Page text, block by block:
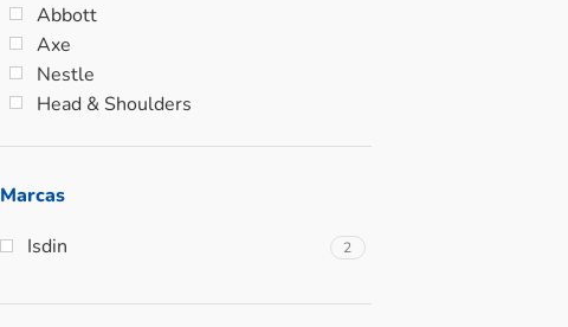
Abbott
Axe
Nestle
Head & Shoulders
Marcas
Isdin
2